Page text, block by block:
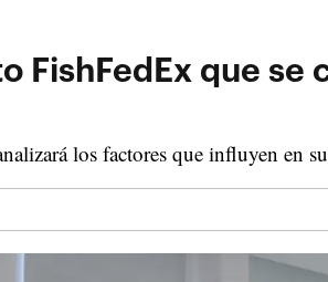
FishFedEx que
los factores que influyen en